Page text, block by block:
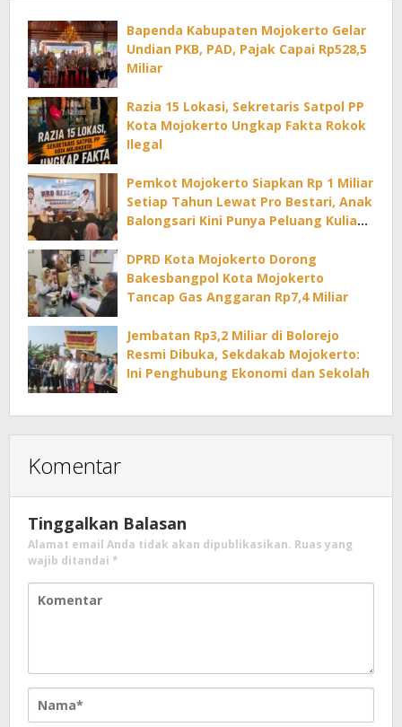
Bapenda Kabupaten Mojokerto Gelar
Undian PKB, PAD, Pajak Capai Rp528,5
Miliar
Razia 15 Lokasi, Sekretaris Satpol PP
Kota Mojokerto Ungkap Fakta Rokok
Ilegal
Pemkot Mojokerto Siapkan Rp 1 Miliar
Setiap Tahun Lewat Pro Bestari, Anak
Balongsari Kini Punya Peluang Kuliah
DPRD Kota Mojokerto Dorong
Bakesbangpol Kota Mojokerto
Tancap Gas Anggaran Rp7,4 Miliar
Jembatan Rp3,2 Miliar di Bolorejo
Resmi Dibuka, Sekdakab Mojokerto:
Ini Penghubung Ekonomi dan Sekolah
Komentar
Tinggalkan Balasan
Alamat email Anda tidak akan dipublikasikan. Ruas yang
wajib ditandai *